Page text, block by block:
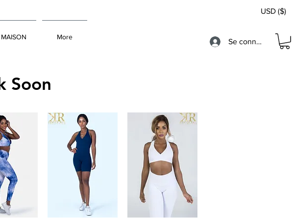
MAISON More
USD ($)
Se connecter
Soon